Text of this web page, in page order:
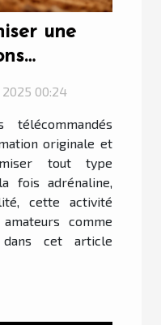
une
00:24
originale et
tout type
fois adrénaline,
cette activité
comme
dans cet article